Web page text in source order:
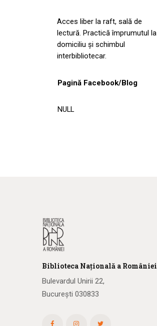
Acces liber la raft, sală de
lectură. Practică împrumutul la
domiciliu şi schimbul
interbibliotecar.
Pagină Facebook/Blog
NULL
Biblioteca Națională a României
Bulevardul Unirii 22,
București 030833